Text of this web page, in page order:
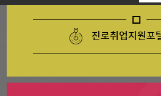
진로취업지원포